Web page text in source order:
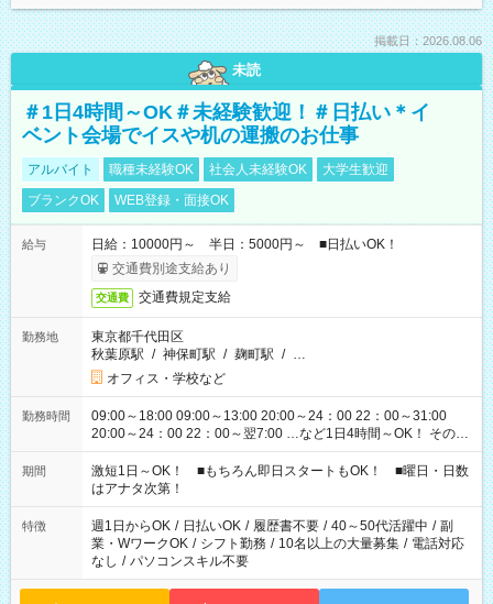
掲載日：2026.08.06
未読
＃1日4時間～OK＃未経験歓迎！＃日払い＊イ
ベント会場でイスや机の運搬のお仕事
アルバイト 職種未経験OK 社会人未経験OK
大学生歓迎
ブランクOK
WEB登録・面接OK
給与
日給：10000円～ 半日：5000円～ ■日払いOK！
交通費別途支給あり
交通費 交通費規定支給
勤務地
東京都千代田区
秋葉原駅 / 神保町駅 / 麹町駅 / …
オフィス・学校など
勤務時間
09:00～18:00 09:00～13:00 20:00～24：00 22：00～31:00
20:00～24：00 22：00～翌7:00 …など1日4時間～OK！ その他
シフトもございます！ お気軽にご相談ください！
期間
激短1日～OK！ ■もちろん即日スタートもOK！ ■曜日・日数
はアナタ次第！
特徴 週1日からOK / 日払いOK / 履歴書不要 / 40～50代活躍中 / 副
業・WワークOK / シフト勤務 / 10名以上の大量募集 / 電話対応
なし / パソコンスキル不要